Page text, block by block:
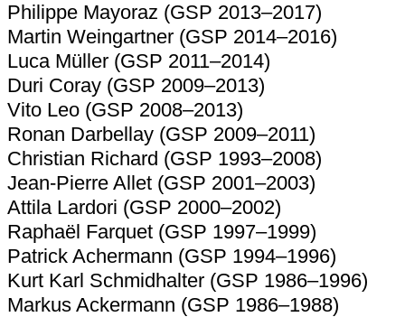
Philippe Mayoraz (GSP 2013–2017)
Martin Weingartner (GSP 2014–2016)
Luca Müller (GSP 2011–2014)
Duri Coray (GSP 2009–2013)
Vito Leo (GSP 2008–2013)
Ronan Darbellay (GSP 2009–2011)
Christian Richard (GSP 1993–2008)
Jean-Pierre Allet (GSP 2001–2003)
Attila Lardori (GSP 2000–2002)
Raphaël Farquet (GSP 1997–1999)
Patrick Achermann (GSP 1994–1996)
Kurt Karl Schmidhalter (GSP 1986–1996)
Markus Ackermann (GSP 1986–1988)